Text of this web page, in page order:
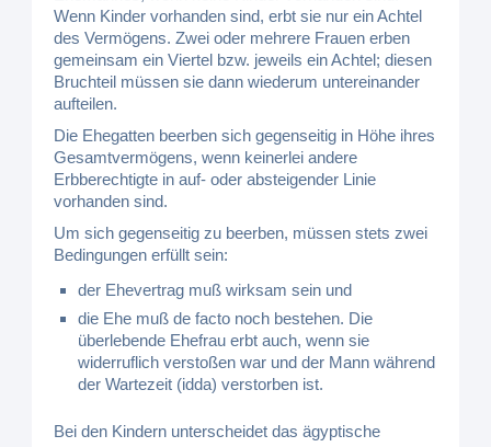
Wenn Kinder vorhanden sind, erbt sie nur ein Achtel
des Vermögens. Zwei oder mehrere Frauen erben
gemeinsam ein Viertel bzw. jeweils ein Achtel; diesen
Bruchteil müssen sie dann wiederum untereinander
aufteilen.
Die Ehegatten beerben sich gegenseitig in Höhe ihres
Gesamtvermögens, wenn keinerlei andere
Erbberechtigte in auf- oder absteigender Linie
vorhanden sind.
Um sich gegenseitig zu beerben, müssen stets zwei
Bedingungen erfüllt sein:
der Ehevertrag muß wirksam sein und
die Ehe muß de facto noch bestehen. Die
überlebende Ehefrau erbt auch, wenn sie
widerruflich verstoßen war und der Mann während
der Wartezeit (idda) verstorben ist.
Bei den Kindern unterscheidet das ägyptische